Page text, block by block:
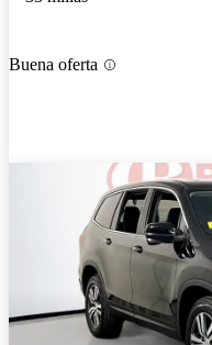
Buena oferta